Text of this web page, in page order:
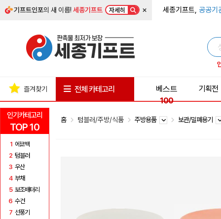
기프트인포의 새 이름!세종기프트 자세히 × 세종기프트, 공공기
인기카테고리
TOP 10
1 에코백
2 텀블러
3 우산
4 부채
5 보조배터리
6 수건
7 선풍기
즐겨찾기 전체 카테고리
베스트
100
기획전
홈 텀블러/주방/식품 주방용품 보관/밀폐용기